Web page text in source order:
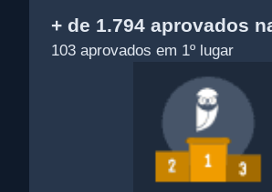
+ de 1.794 aprovados
103 aprovados em 1º lugar